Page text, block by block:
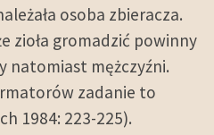
osoba zbieracza.
zioła gromadzić powinny
natomiast mężczyźni.
zadanie to
1984: 223-225).